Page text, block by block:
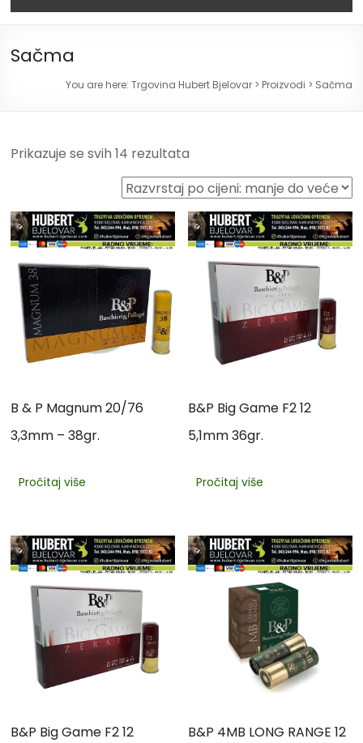
Sačma
You are here: Trgovina Hubert Bjelovar> Proizvodi > Sačma
Prikazuje se svih 14 rezultata
B & P Magnum 20/76
3,3mm – 38gr.
Pročitaj više
B&P Big Game F2 12
5,1mm 36gr.
Pročitaj više
B&P Big Game F2 12
B&P 4MB LONG RANGE 12